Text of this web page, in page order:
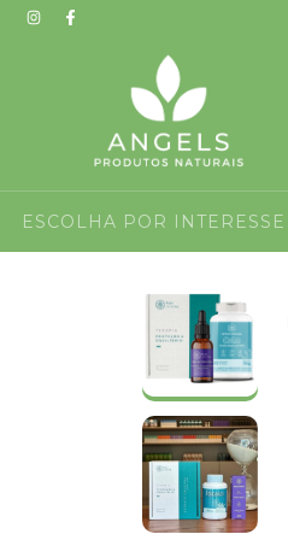
EM ROLL ON
ESCOLHA POR INTERESSE